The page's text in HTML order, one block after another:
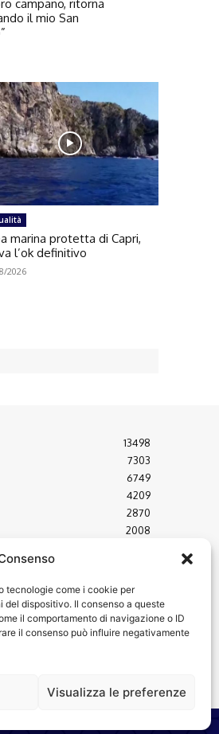
tecnologie come i cookie per
dispositivo. Il consenso a queste
il comportamento di navigazione o ID
il consenso può influire negativamente
Visualizza le preferenze
campano, ritorna
il mio San
marina protetta di Capri,
l’ok definitivo
2026
13498
7303
6749
4209
2870
2008